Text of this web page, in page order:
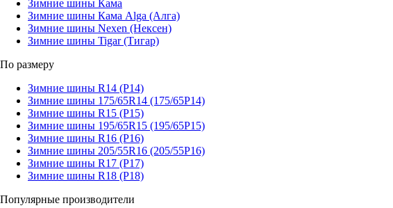
Зимние шины Кама
Зимние шины Кама Alga (Алга)
Зимние шины Nexen (Нексен)
Зимние шины Tigar (Тигар)
По размеру
Зимние шины R14 (Р14)
Зимние шины 175/65R14 (175/65Р14)
Зимние шины R15 (Р15)
Зимние шины 195/65R15 (195/65Р15)
Зимние шины R16 (Р16)
Зимние шины 205/55R16 (205/55Р16)
Зимние шины R17 (Р17)
Зимние шины R18 (Р18)
Популярные производители